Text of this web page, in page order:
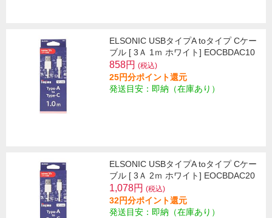
ELSONIC USBタイプA toタイプ Cケー
ブル [ 3Ａ 1ｍ ホワイト] EOCBDAC10
858円 (税込)
25円分ポイント還元
発送目安：即納（在庫あり）
ELSONIC USBタイプA toタイプ Cケー
ブル [ 3Ａ 2ｍ ホワイト] EOCBDAC20
1,078円 (税込)
32円分ポイント還元
発送目安：即納（在庫あり）